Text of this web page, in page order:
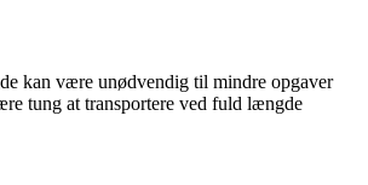
kan være unødvendig til mindre opgaver
tung at transportere ved fuld længde